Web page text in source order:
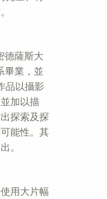
德薩斯大
畢業，並
品以攝影
加以描
探索及探
能性。其
。
用大片幅